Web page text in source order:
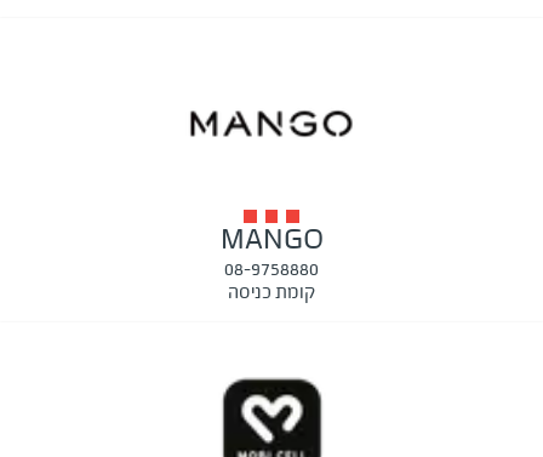
MANGO
08-9758880
קומת כניסה